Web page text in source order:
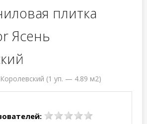
плитка
Ясень
(1 уп. — 4.89 м2)